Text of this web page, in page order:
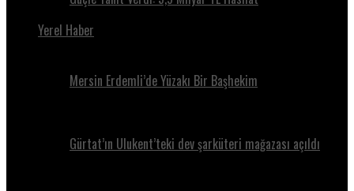
Yerel Haber
Mersin Erdemli’de Yüzakı Bir Başhekim
Gürtat’ın Ulukent’teki dev şarküteri mağazası açıldı